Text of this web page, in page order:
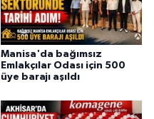
Manisa'da bağımsız
Emlakçılar Odası için 500
üye barajı aşıldı